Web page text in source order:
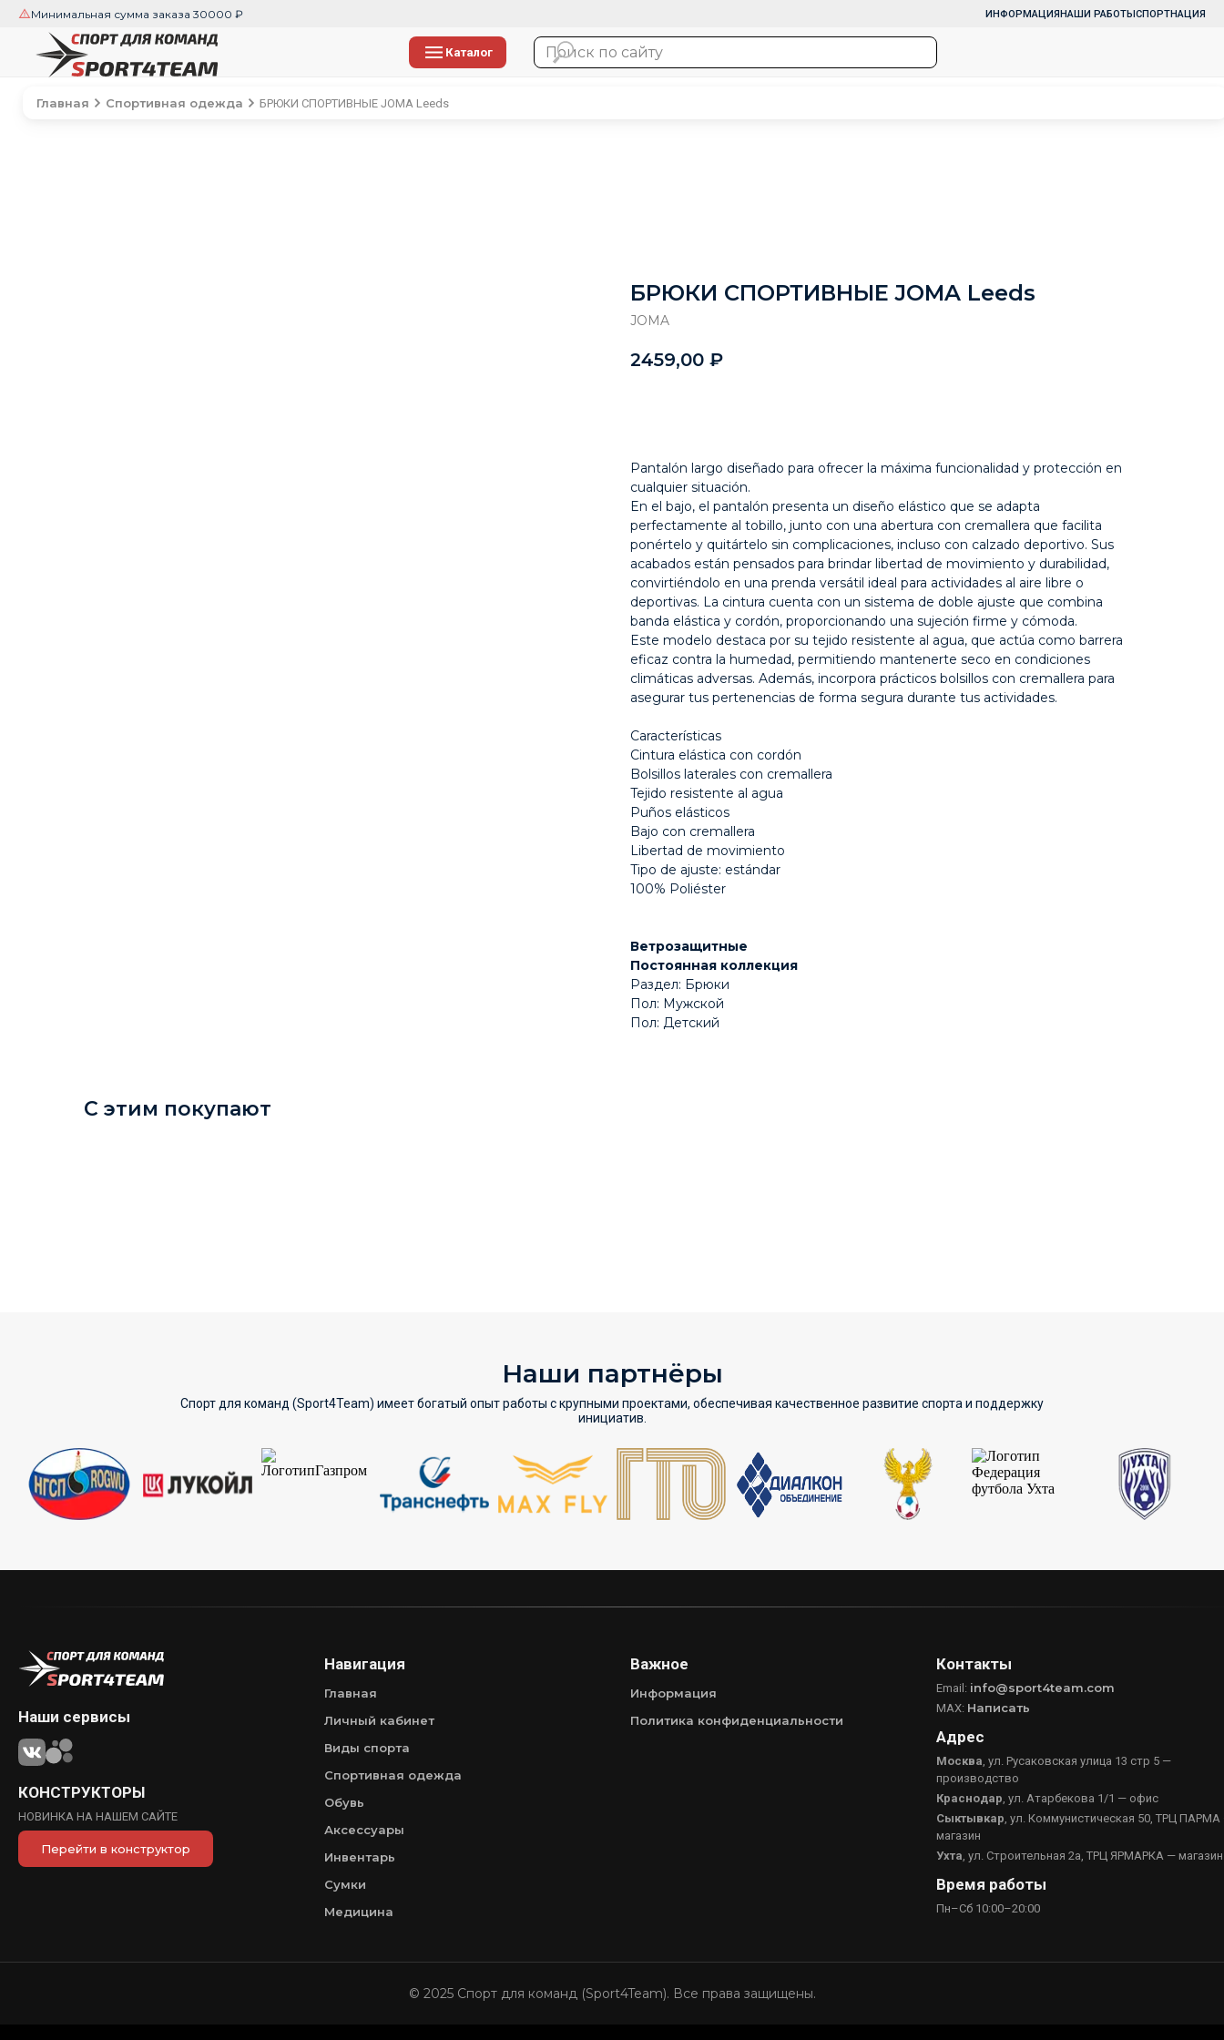
Минимальная сумма заказа 30000 ₽ ИНФОРМАЦИЯНАШИ РАБОТЫСПОРТНАЦИЯ
Каталог
Главная Спортивная одежда БРЮКИ СПОРТИВНЫЕ JOMA Leeds
БРЮКИ СПОРТИВНЫЕ JOMA Leeds
JOMA
2459,00 ₽
Pantalón largo diseñado para ofrecer la máxima funcionalidad y protección en
cualquier situación.
En el bajo, el pantalón presenta un diseño elástico que se adapta
perfectamente al tobillo, junto con una abertura con cremallera que facilita
ponértelo y quitártelo sin complicaciones, incluso con calzado deportivo. Sus
acabados están pensados para brindar libertad de movimiento y durabilidad,
convirtiéndolo en una prenda versátil ideal para actividades al aire libre o
deportivas. La cintura cuenta con un sistema de doble ajuste que combina
banda elástica y cordón, proporcionando una sujeción firme y cómoda.
Este modelo destaca por su tejido resistente al agua, que actúa como barrera
eficaz contra la humedad, permitiendo mantenerte seco en condiciones
climáticas adversas. Además, incorpora prácticos bolsillos con cremallera para
asegurar tus pertenencias de forma segura durante tus actividades.
Características
Cintura elástica con cordón
Bolsillos laterales con cremallera
Tejido resistente al agua
Puños elásticos
Bajo con cremallera
Libertad de movimiento
Tipo de ajuste: estándar
100% Poliéster
Ветрозащитные
Постоянная коллекция
Раздел: Брюки
Пол: Мужской
Пол: Детский
С этим покупают
Наши партнёры
Спорт для команд (Sport4Team) имеет богатый опыт работы с крупными проектами, обеспечивая качественное развитие спорта и поддержку
инициатив.
Наши сервисы
КОНСТРУКТОРЫ
НОВИНКА НА НАШЕМ САЙТЕ
Перейти в конструктор
Навигация
Главная
Личный кабинет
Виды спорта
Спортивная одежда
Обувь
Аксессуары
Инвентарь
Сумки
Медицина
Важное
Информация
Политика конфиденциальности
Контакты
Email: info@sport4team.com
MAX: Написать
Адрес
Москва , ул. Русаковская улица 13 стр 5 —
производство
Краснодар , ул. Атарбекова 1/1 — офис
Сыктывкар , ул. Коммунистическая 50, ТРЦ
магазин
Ухта , ул. Строительная 2а, ТРЦ ЯРМАРКА — магазин
Время работы
Пн–Сб 10:00–20:00
© 2025 Спорт для команд (Sport4Team). Все права защищены.